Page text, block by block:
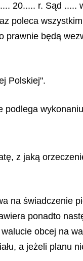
20..... r. Sąd .....
poleca
prawnie będą
Polskiej".
z jaką
na świadczenie
ponadto
obcej na
a jeżeli planu